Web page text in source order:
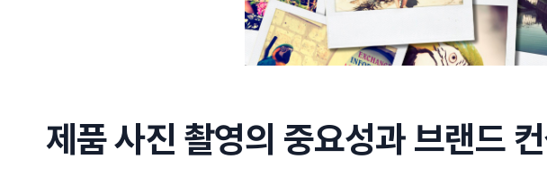
제품 사진 촬영의 중요성과 브랜드